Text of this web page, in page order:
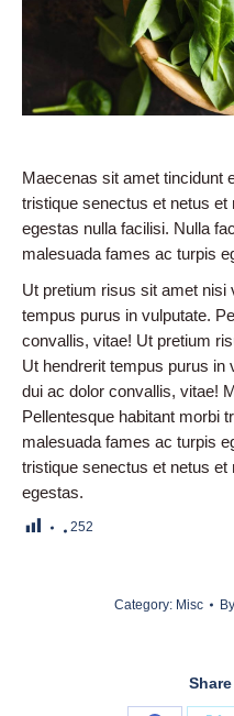
Maecenas sit amet tincidunt
tristique senectus et netus
egestas nulla facilisi. Nulla
malesuada fames ac turpis
Ut pretium risus sit amet nisi
tempus purus in vulputate.
convallis, vitae! Ut pretium
Ut hendrerit tempus purus in
dui ac dolor convallis, vitae!
Pellentesque habitant morbi
malesuada fames ac turpis
tristique senectus et netus
egestas.
252
Category: Misc By